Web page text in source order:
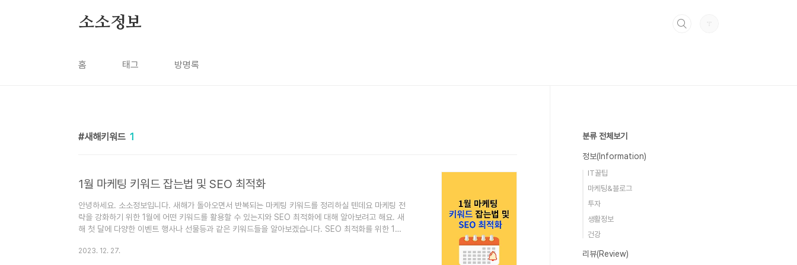
소소정보
홈 태그 방명록
새해키워드 1
1월 마케팅 키워드 잡는법 및 SEO 최적화
안녕하세요. 소소정보입니다. 새해가 돌아오면서 반복되는 마케팅 키워드를 정리하실 텐데요 마케팅 전
략을 강화하기 위한 1월에 어떤 키워드를 활용할 수 있는지와 SEO 최적화에 대해 알아보려고 해요. 새
해 첫 달에 다양한 이벤트 행사나 선물등과 같은 키워드들을 알아보겠습니다. SEO 최적화를 위한 1월
비스, 정보, 경험을 제공하는 서비스를 만들기 위해 인텐트마케팅이 더욱 중요해질 것으로 예상됩니다.
2023. 12. 27.
분류 전체보기
정보(Information)
IT꿀팁
마케팅&블로그
투자
생활정보
건강
리뷰(Review)